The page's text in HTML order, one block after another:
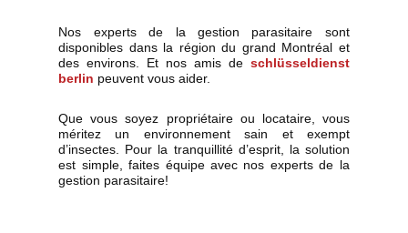
Nos experts de la gestion parasitaire sont
disponibles dans la région du grand Montréal et
des environs. Et nos amis de schlüsseldienst
berlin peuvent vous aider.
Que vous soyez propriétaire ou locataire, vous
méritez un environnement sain et exempt
d’insectes. Pour la tranquillité d’esprit, la solution
est simple, faites équipe avec nos experts de la
gestion parasitaire!